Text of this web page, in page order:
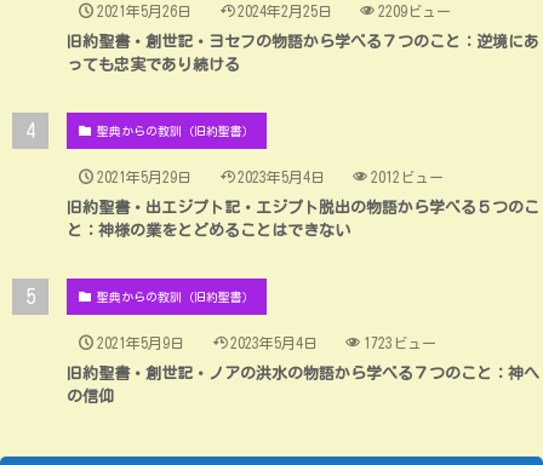
2021年5月26日 2024年2月25日 2209ビュー
旧約聖書・創世記・ヨセフの物語から学べる７つのこと：逆境にあ
っても忠実であり続ける
聖典からの教訓（旧約聖書）
2021年5月29日 2023年5月4日 2012ビュー
旧約聖書・出エジプト記・エジプト脱出の物語から学べる５つのこ
と：神様の業をとどめることはできない
聖典からの教訓（旧約聖書）
2021年5月9日 2023年5月4日 1723ビュー
旧約聖書・創世記・ノアの洪水の物語から学べる７つのこと：神へ
の信仰